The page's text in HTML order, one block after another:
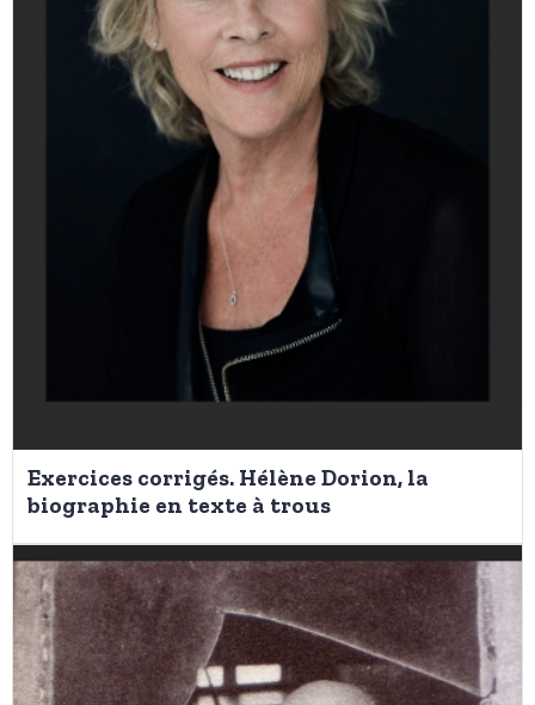
Exercices corrigés. Hélène Dorion, la
biographie en texte à trous